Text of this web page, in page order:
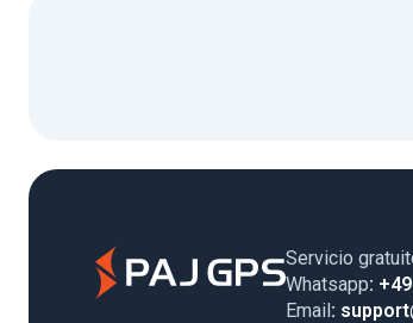
Servicio
Whatsapp:
Email :